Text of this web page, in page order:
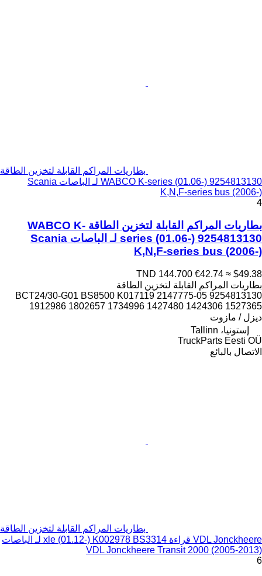
بطاريات المراكم القابلة لتخزين الطاقة
WABCO K-series (01.06-) 9254813130 لـ الباصات Scania
K,N,F-series bus (2006-)
4
بطاريات المراكم القابلة لتخزين الطاقة WABCO K-
series (01.06-) 9254813130 لـ الباصات Scania
K,N,F-series bus (2006-)
TND 144.700 €42.74 ≈ $49.38
بطاريات المراكم القابلة لتخزين الطاقة
9254813130 05-BCT24/30-G01 BS8500 K017119 2147775
1912986 1802657 1734996 1427480 1424306 1527365
ديزل / مازوت
إستونيا، Tallinn
TruckParts Eesti OÜ
الاتصال بالبائع
بطاريات المراكم القابلة لتخزين الطاقة
VDL Jonckheere قراءة xle (01.12-) K002978 BS3314 لـ الباصات
VDL Jonckheere Transit 2000 (2005-2013)
6